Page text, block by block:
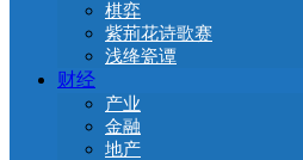
棋弈
紫荊花诗歌赛
浅绛瓷谭
财经
产业
金融
地产